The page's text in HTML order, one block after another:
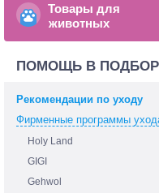
Товары для
животных
ПОМОЩЬ В
Рекомендации по уходу
Фирменные программы
Holy Land
GIGI
Gehwol